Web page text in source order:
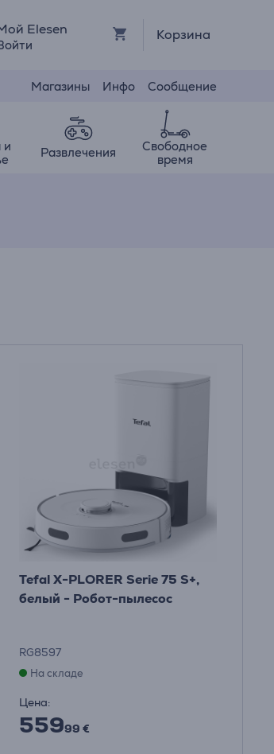
Elesen Корзина
Магазины Инфо Сообщение
и
Развлечения
Свободное
время
Tefal X-PLORER Serie 75 S+,
белый - Робот-пылесос
RG8597
На складе
Цена:
55999 €